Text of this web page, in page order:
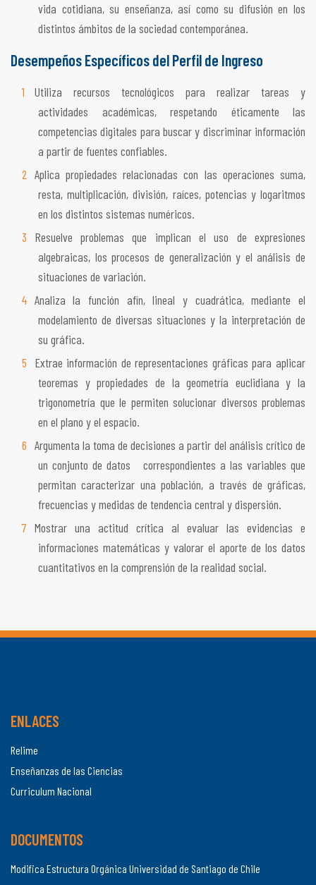
vida cotidiana, su enseñanza, así como su difusión en los
distintos ámbitos de la sociedad contemporánea.
Desempeños Específicos del Perfil de Ingreso
Utiliza recursos tecnológicos para realizar tareas y
actividades académicas, respetando éticamente las
competencias digitales para buscar y discriminar información
a partir de fuentes confiables.
Aplica propiedades relacionadas con las operaciones suma,
resta, multiplicación, división, raíces, potencias y logaritmos
en los distintos sistemas numéricos.
Resuelve problemas que implican el uso de expresiones
algebraicas, los procesos de generalización y el análisis de
situaciones de variación.
Analiza la función afín, lineal y cuadrática, mediante el
modelamiento de diversas situaciones y la interpretación de
su gráfica.
Extrae información de representaciones gráficas para aplicar
teoremas y propiedades de la geometría euclidiana y la
trigonometría que le permiten solucionar diversos problemas
en el plano y el espacio.
Argumenta la toma de decisiones a partir del análisis crítico de
un conjunto de datos correspondientes a las variables que
permitan caracterizar una población, a través de gráficas,
frecuencias y medidas de tendencia central y dispersión.
Mostrar una actitud crítica al evaluar las evidencias e
informaciones matemáticas y valorar el aporte de los datos
cuantitativos en la comprensión de la realidad social.
ENLACES
Relime
Enseñanzas de las Ciencias
Curriculum Nacional
DOCUMENTOS
Modifica Estructura Orgánica Universidad de Santiago de Chile